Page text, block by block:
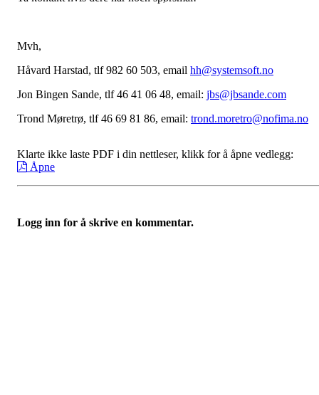
Mvh,
Håvard Harstad, tlf 982 60 503, email hh@systemsoft.no
Jon Bingen Sande, tlf 46 41 06 48, email: jbs@jbsande.com
Trond Møretrø, tlf 46 69 81 86, email: trond.moretro@nofima.no
Klarte ikke laste PDF i din nettleser, klikk for å åpne vedlegg:
Åpne
Logg inn for å skrive en kommentar.